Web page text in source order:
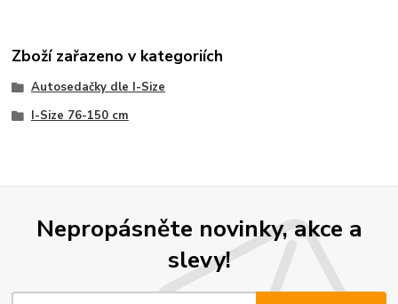
Zboží zařazeno v kategoriích
Autosedačky dle I-Size
I-Size 76-150 cm
Nepropásněte novinky, akce a
slevy!